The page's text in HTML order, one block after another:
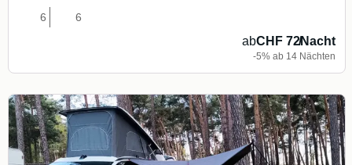
6 6
abCHF 72/Nacht
-5% ab 14 Nächten